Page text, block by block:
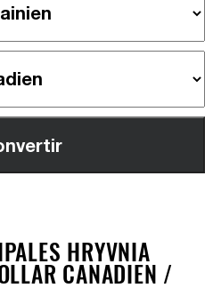
HRYVNIA
CANADIEN /